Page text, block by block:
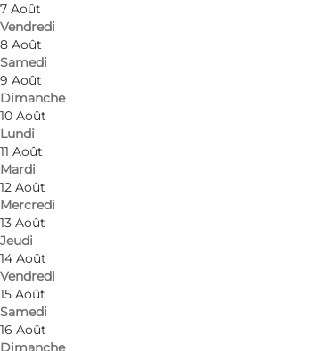
7 Août
Vendredi
8 Août
Samedi
9 Août
Dimanche
10 Août
Lundi
11 Août
Mardi
12 Août
Mercredi
13 Août
Jeudi
14 Août
Vendredi
15 Août
Samedi
16 Août
Dimanche
Fishing in the Limfjord - A Guide to Sea
A new guide to fishing in the Limfjord.
The Limfjord is perfect for fishing - but
coastland invites fishing and the
nature and plenty of room for exploring.
You can catch fish everywhere in the
The guide includes: